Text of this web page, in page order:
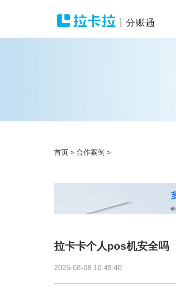
首页 > 合作案例 >
拉卡卡个人pos机安全吗
2026-08-08 10:49:40